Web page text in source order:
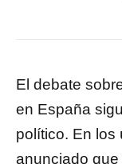
El debate
en España
político. En los
anunciado